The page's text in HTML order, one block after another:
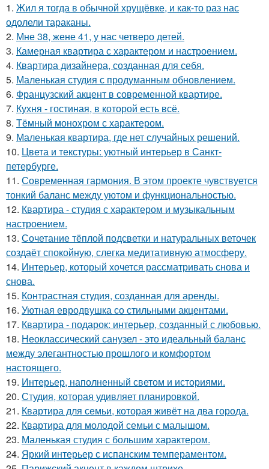
1. Жил я тогда в обычной хрущёвке, и как-то раз нас
одолели тараканы.
2. Мне 38, жене 41, у нас четверо детей.
3. Камерная квартира с характером и настроением.
4. Квартира дизайнера, созданная для себя.
5. Маленькая студия с продуманным обновлением.
6. Французский акцент в современной квартире.
7. Кухня - гостиная, в которой есть всё.
8. Тёмный монохром с характером.
9. Маленькая квартира, где нет случайных решений.
10. Цвета и текстуры: уютный интерьер в Санкт-
петербурге.
11. Современная гармония. В этом проекте чувствуется
тонкий баланс между уютом и функциональностью.
12. Квартира - студия с характером и музыкальным
настроением.
13. Сочетание тёплой подсветки и натуральных веточек
создаёт спокойную, слегка медитативную атмосферу.
14. Интерьер, который хочется рассматривать снова и
снова.
15. Контрастная студия, созданная для аренды.
16. Уютная евродвушка со стильными акцентами.
17. Квартира - подарок: интерьер, созданный с любовью.
18. Неоклассический санузел - это идеальный баланс
между элегантностью прошлого и комфортом
настоящего.
19. Интерьер, наполненный светом и историями.
20. Студия, которая удивляет планировкой.
21. Квартира для семьи, которая живёт на два города.
22. Квартира для молодой семьи с малышом.
23. Маленькая студия с большим характером.
24. Яркий интерьер с испанским темпераментом.